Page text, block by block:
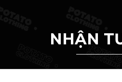
NHẬN